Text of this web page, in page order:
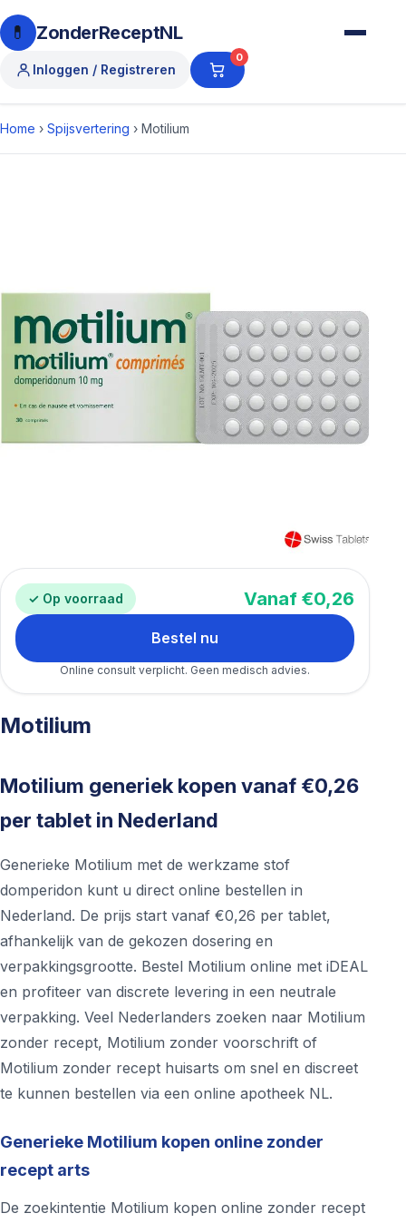
💊 ZonderReceptNL
Inloggen / Registreren
0
Home › Spijsvertering › Motilium
✓ Op voorraad Vanaf €0,26
Bestel nu
Online consult verplicht. Geen medisch advies.
Motilium
Motilium generiek kopen vanaf €0,26
per tablet in Nederland
Generieke Motilium met de werkzame stof
domperidon kunt u direct online bestellen in
Nederland. De prijs start vanaf €0,26 per tablet,
afhankelijk van de gekozen dosering en
verpakkingsgrootte. Bestel Motilium online met iDEAL
en profiteer van discrete levering in een neutrale
verpakking. Veel Nederlanders zoeken naar Motilium
zonder recept, Motilium zonder voorschrift of
Motilium zonder recept huisarts om snel en discreet
te kunnen bestellen via een online apotheek NL.
Generieke Motilium kopen online zonder
recept arts
De zoekintentie Motilium kopen online zonder recept